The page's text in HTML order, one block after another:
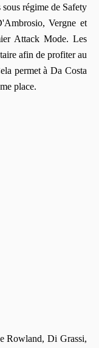
régime de Safety
Vergne et
Attack Mode. Les
afin de profiter au
permet à Da Costa
place.
Rowland, Di Grassi,